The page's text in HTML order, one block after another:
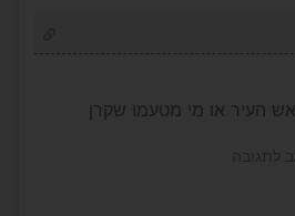
העיר או מי מטעמו שקרן